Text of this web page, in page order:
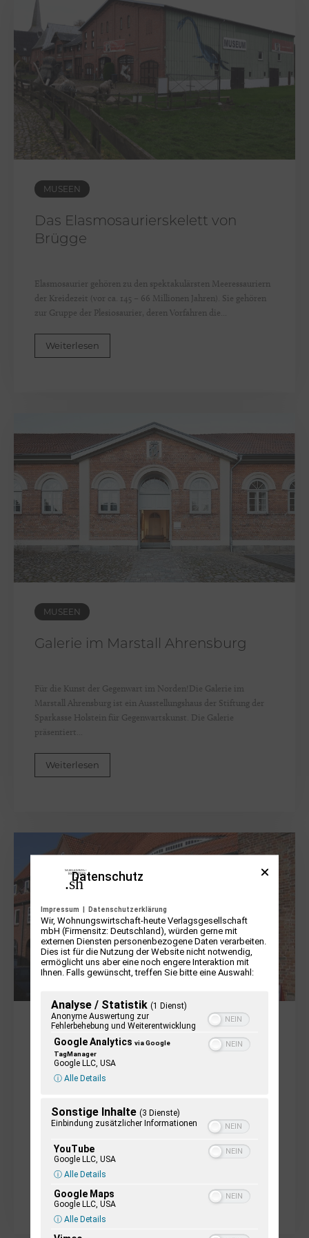
MUSEEN
Das Elasmosaurierskelett von
Brügge
Elasmosaurier gehören zu den spektakulärsten Meeressauriern
der Kreidezeit (vor ca. 145 – 66 Millionen Jahren). Sie gehören
zur Gruppe der Plesiosaurier, deren Vorfahren die...
Weiterlesen
MUSEEN
Galerie im Marstall Ahrensburg
Für die Kunst der Gegenwart im Norden!Die Galerie im
Marstall Ahrensburg ist ein Ausstellungshaus der Stiftung der
Sparkasse Holstein für Gegenwartskunst. Die Galerie
präsentiert...
Weiterlesen
MUSEEN
Das außergewöhnliche Exponat
des zeiπors
Zu den außergewöhnlichsten Exponaten des zeiπors gehört eine
gestiftet. Das Stück ist aus einer Großwalrippe hergestellt...
Weiterlesen
Datenschutz
Impressum | Datenschutzerklärung
Wir, Wohnungswirtschaft-heute Verlagsgesellschaft
mbH (Firmensitz: Deutschland), würden gerne mit
externen Diensten personenbezogene Daten verarbeiten.
Dies ist für die Nutzung der Website nicht notwendig,
ermöglicht uns aber eine noch engere Interaktion mit
Ihnen. Falls gewünscht, treffen Sie bitte eine Auswahl:
Analyse / Statistik (1 Dienst)
Anonyme Auswertung zur
Fehlerbehebung und Weiterentwicklung
Google Analytics via Google
TagManager
Google LLC, USA
ⓘ Alle Details
Sonstige Inhalte (3 Dienste)
Einbindung zusätzlicher Informationen
YouTube
Google LLC, USA
ⓘ Alle Details
Google Maps
Google LLC, USA
ⓘ Alle Details